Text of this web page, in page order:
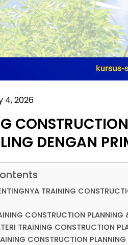
4, 2026
DENGAN
TRAINING
CONSTRUCTION PLANNING
TRAINING CONSTRUCTION
CONSTRUCTION